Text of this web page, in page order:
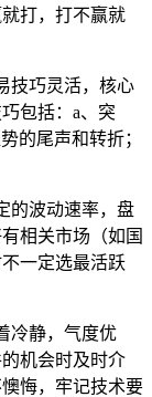
打，打不赢就
技巧灵活，核心
包括：a、突
的尾声和转折；
的波动速率，盘
相关市场（如国
一定选最活跃
冷静，气度优
机会时及时介
悔，牢记技术要